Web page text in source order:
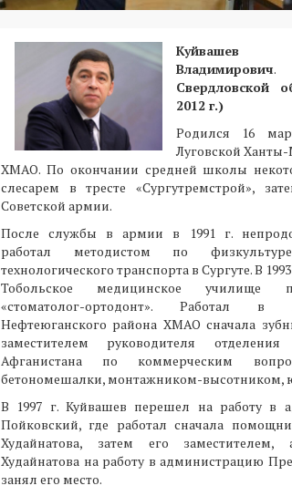
Владимирович
Свердловской
2012 г.)
Родился 16
Луговской
ХМАО. По окончании средней школы
слесарем в тресте «Сургутремстрой»,
Советской армии.
После службы в армии в 1991 г.
работал методистом по
технологического транспорта в Сургуте. В
Тобольское медицинское училище
«стоматолог-ортодонт». Работал в
Нефтеюганского района ХМАО сначала
заместителем руководителя
Афганистана по коммерческим
бетономешалки, монтажником-высотником,
В 1997 г. Куйвашев перешел на работу в
Пойковский, где работал сначала
Худайнатова, затем его
Худайнатова на работу в администрацию
занял его место.